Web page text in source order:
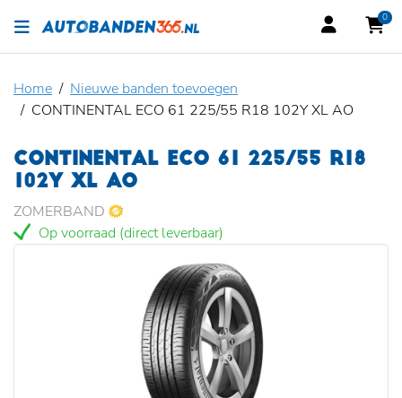
0
Home
Nieuwe banden toevoegen
CONTINENTAL ECO 61 225/55 R18 102Y XL AO
CONTINENTAL ECO 61 225/55 R18
102Y XL AO
ZOMERBAND
Op voorraad (direct leverbaar)